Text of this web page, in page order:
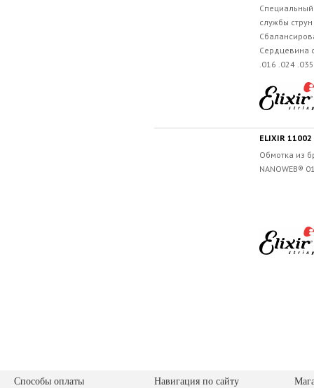
службы
Сердцевина
.016 .024
ELIXIR 11002
Обмотка из
NANOWEB®
Способы оплаты Навигация по сайту